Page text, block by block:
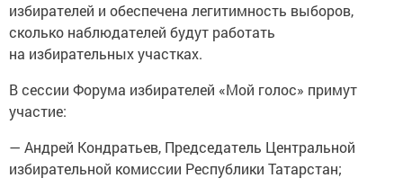
избирателей и обеспечена легитимность выборов,
сколько наблюдателей будут работать
на избирательных участках.
В сессии Форума избирателей «Мой голос» примут
участие:
— Андрей Кондратьев, Председатель Центральной
избирательной комиссии Республики Татарстан;